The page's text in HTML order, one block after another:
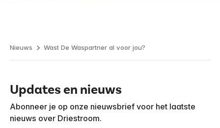
Nieuws Wast De Waspartner al voor jou?
Updates en nieuws
Abonneer je op onze nieuwsbrief voor het laatste
nieuws over Driestroom.